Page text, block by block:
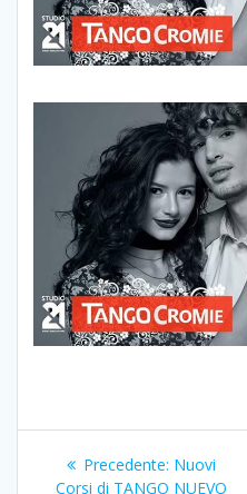
Navigazione
Precedente: Articolo
precedente:
Nuovi
Corsi di TANGO NUEVO